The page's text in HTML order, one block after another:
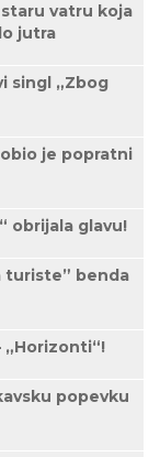
vatru koja
jutra
singl „Zbog
je popratni
obrijala glavu!
turiste” benda
„Horizonti“!
popevku